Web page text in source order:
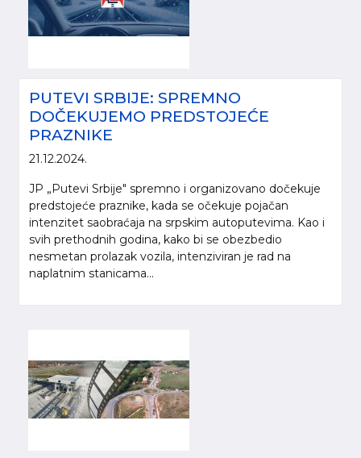
PUTEVI SRBIJE: SPREMNO
DOČEKUJEMO PREDSTOJEĆE
PRAZNIKE
21.12.2024.
JP „Putevi Srbije" spremno i organizovano dočekuje
predstojeće praznike, kada se očekuje pojačan
intenzitet saobraćaja na srpskim autoputevima. Kao i
svih prethodnih godina, kako bi se obezbedio
nesmetan prolazak vozila, intenziviran je rad na
naplatnim stanicama...